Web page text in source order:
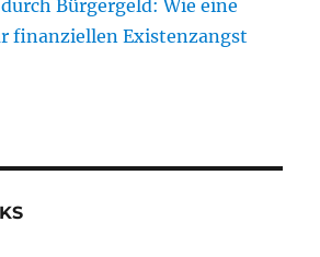
Bürgergeld: Wie eine
finanziellen Existenzangst